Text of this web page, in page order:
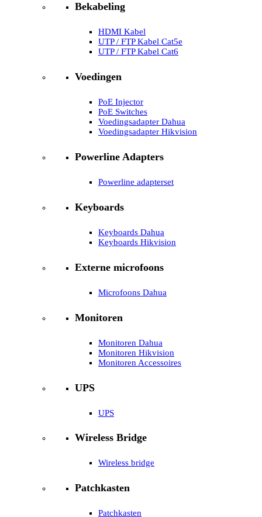
Bekabeling
HDMI Kabel
UTP / FTP Kabel Cat5e
UTP / FTP Kabel Cat6
Voedingen
PoE Injector
PoE Switches
Voedingsadapter Dahua
Voedingsadapter Hikvision
Powerline Adapters
Powerline adapterset
Keyboards
Keyboards Dahua
Keyboards Hikvision
Externe microfoons
Microfoons Dahua
Monitoren
Monitoren Dahua
Monitoren Hikvision
Monitoren Accessoires
UPS
UPS
Wireless Bridge
Wireless bridge
Patchkasten
Patchkasten